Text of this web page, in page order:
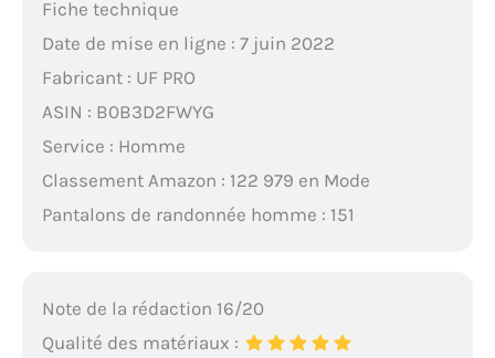
Fiche technique
Date de mise en ligne : 7 juin 2022
Fabricant : UF PRO
ASIN : B0B3D2FWYG
Service : Homme
Classement Amazon : 122 979 en Mode
Pantalons de randonnée homme : 151
Note de la rédaction 16/20
Qualité des matériaux :